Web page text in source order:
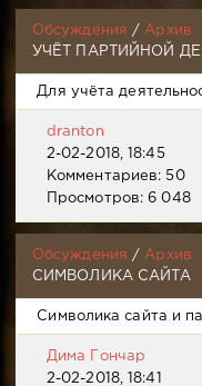
Обсуждения / Архив
УЧЁТ ПАРТИЙНОЙ
Для учёта
dranton
2-02-2018, 18:45
Комментариев: 50
Просмотров: 6 048
Обсуждения / Архив
СИМВОЛИКА САЙТА
Символика сайта и
Дима Гончар
2-02-2018, 18:41